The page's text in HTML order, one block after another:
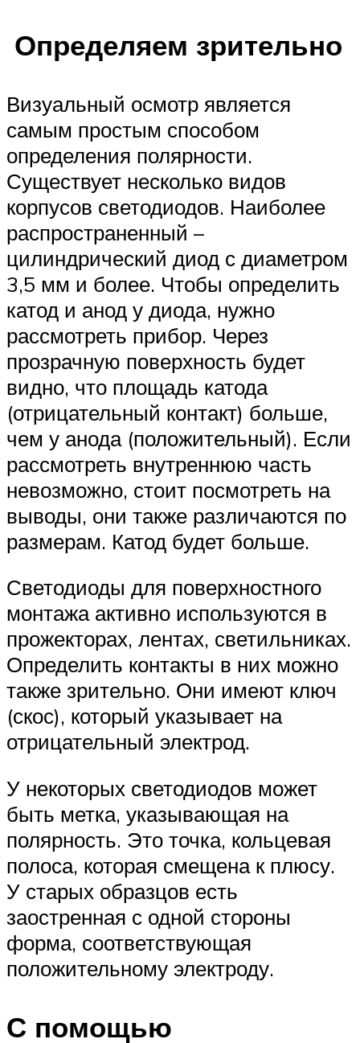
Определяем зрительно
Визуальный осмотр является
самым простым способом
определения полярности.
Существует несколько видов
корпусов светодиодов. Наиболее
распространенный –
цилиндрический диод с диаметром
3,5 мм и более. Чтобы определить
катод и анод у диода, нужно
рассмотреть прибор. Через
прозрачную поверхность будет
видно, что площадь катода
(отрицательный контакт) больше,
чем у анода (положительный). Если
рассмотреть внутреннюю часть
невозможно, стоит посмотреть на
выводы, они также различаются по
размерам. Катод будет больше.
Светодиоды для поверхностного
монтажа активно используются в
прожекторах, лентах, светильниках.
Определить контакты в них можно
также зрительно. Они имеют ключ
(скос), который указывает на
отрицательный электрод.
У некоторых светодиодов может
быть метка, указывающая на
полярность. Это точка, кольцевая
полоса, которая смещена к плюсу.
У старых образцов есть
заостренная с одной стороны
форма, соответствующая
положительному электроду.
С помощью